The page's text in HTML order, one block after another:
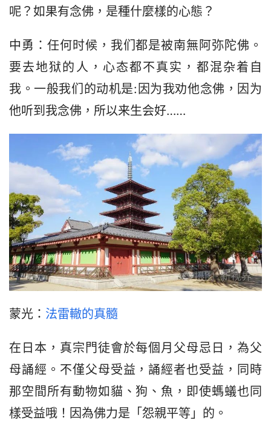
呢？如果有念佛，是種什麼樣的心態？
中勇：任何时候，我们都是被南無阿弥陀佛。
要去地狱的人，心态都不真实，都混杂着自
我。一般我们的动机是:因为我劝他念佛，因为
他听到我念佛，所以来生会好……
蒙光： 法雷轍的真髓
在日本，真宗門徒會於每個月父母忌日，為父
母誦經。不僅父母受益，誦經者也受益，同時
那空間所有動物如貓、狗、魚，即使螞蟻也同
樣受益哦！因為佛力是「怨親平等」的。